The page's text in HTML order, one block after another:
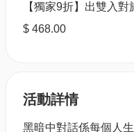
【獨家9折】出雙入對
$ 468.00
活動詳情
黑暗中對話係每個人